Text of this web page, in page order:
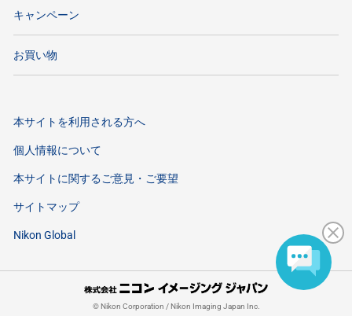
キャンペーン
お買い物
本サイトを利用される方へ
個人情報について
本サイトに関するご意見・ご要望
サイトマップ
Nikon Global
©Nikon Corporation / Nikon Imaging Japan Inc.